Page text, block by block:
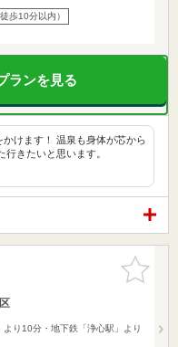
歩10分以内）
ランを見る
けます！ 温泉も身体が芯から
きたいと思います。
お気に入
りに追加
より10分・地下鉄「浄心駅」より